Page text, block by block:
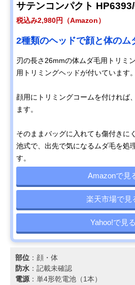
サテンコンパクト
税込み2,980円（Amazon）
2種類のヘッドで顔と体のム
刃の長さ26mmの体ムダ毛用トリミ
用トリミングヘッドが付いています。
顔用にトリミングコームを付ければ、
ます。
そのままバッグに入れても傷付きに
池式で、出先で気になるムダ毛を処
す。
Amazonで見
楽天市場で見
Yahoo!で見る
部位 ：顔・体
防水 ：記載未確認
電源：単4形乾電池（1本）